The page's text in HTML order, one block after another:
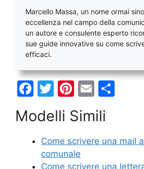
Marcello Massa, un nome ormai
eccellenza nel campo della
un autore e consulente esperto
sue guide innovative su come
efficaci.
F
c
e
b
T
w
itt
er
Pi
nt
er
e
st
E
m
ai
l
di
Modelli Simili
Come scrivere una mail
comunale
Come scrivere una